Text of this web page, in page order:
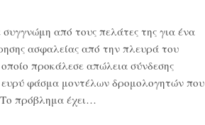
συγγνώμη από τους πελάτεςτης για ένα
ασφαλείαςαπό την πλευρά του
προκάλεσε απώλεια σύνδεσης
φάσμα μοντέλων δρομολογητών που
πρόβλημα έχει…